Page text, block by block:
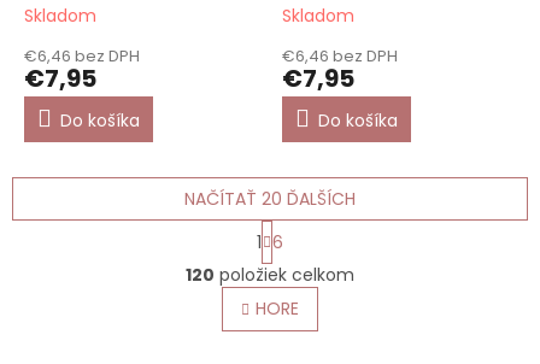
Skladom
€6,46 bez DPH
€7,95
Do košíka
Skladom
€6,46 bez DPH
€7,95
Do košíka
O
v
l
á
NAČÍTAŤ 20 ĎALŠÍCH
S
t
r
á
n
k
1 6
120 položiek celkom
HORE